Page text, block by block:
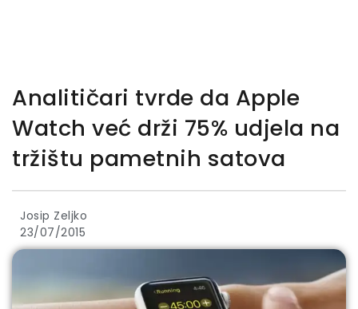
Analitičari tvrde da Apple
Watch već drži 75% udjela na
tržištu pametnih satova
Josip Zeljko
23/07/2015